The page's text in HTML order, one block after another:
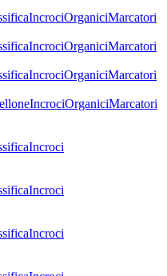
IncrociOrganiciMarcatori
IncrociOrganiciMarcatori
IncrociOrganiciMarcatori
IncrociOrganiciMarcatori
Incroci
Incroci
Incroci